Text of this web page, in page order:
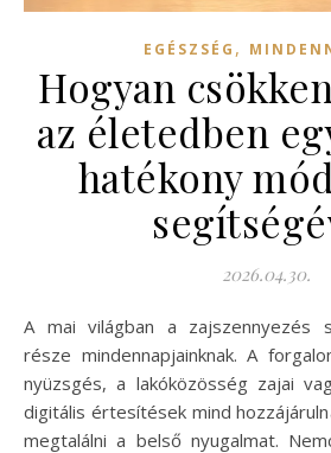
EGÉSZSÉG ,
Hogyan
az életedben
hatékony
2026.04.30.
A mai világban a zajszennyezés szinte elkerülhetetlen
része mindennapjainknak. A
nyüzsgés, a lakóközösség zajai
digitális értesítések mind
megtalálni a belső nyugalmat.